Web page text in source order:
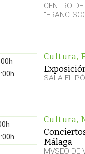
CENTRO
Cultura,
SALA EL
Cultura,
Málaga
MVSEO DE